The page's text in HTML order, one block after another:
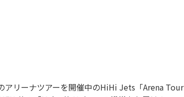
リーナツアーを開催中のHiHi Jets「Arena Tour